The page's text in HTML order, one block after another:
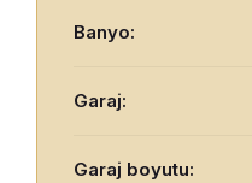
Banyo:
Garaj:
Garaj boyutu: